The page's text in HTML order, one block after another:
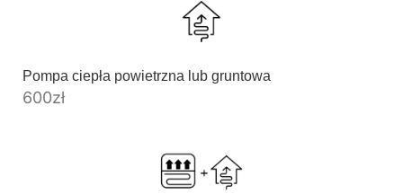
Pompa ciepła powietrzna lub gruntowa
600zł